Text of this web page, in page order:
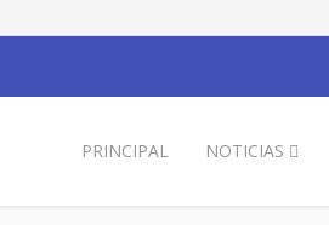
PRINCIPAL NOTICIAS